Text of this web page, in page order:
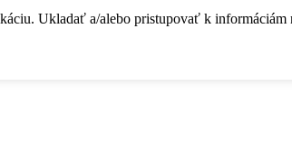
Ukladať a/alebo pristupovať k informáciám